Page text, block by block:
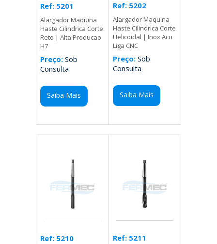
Ref: 5201
Alargador Maquina
Haste Cilindrica Corte
Reto | Alta Producao
H7
Preço: Sob
Consulta
Saiba Mais
Ref: 5202
Alargador Maquina
Haste Cilindrica Corte
Helicoidal | Inox Aco
Liga CNC
Preço:Sob
Consulta
Saiba Mais
Ref: 5210 Ref: 5211